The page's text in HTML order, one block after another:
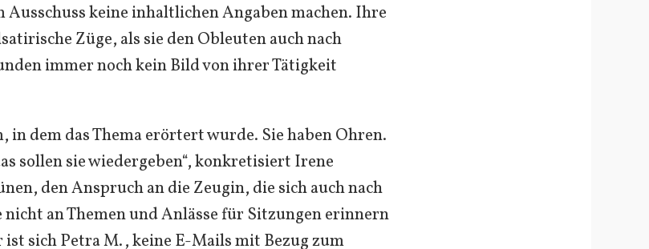
keine inhaltlichen Angaben machen. Ihre
Züge, als sie den Obleuten auch nach
immer noch kein Bild von ihrer Tätigkeit
in dem das Thema erörtert wurde. Sie haben Ohren.
sollen sie wiedergeben“, konkretisiert Irene
den Anspruch an die Zeugin, die sich auch nach
an Themen und Anlässe für Sitzungen erinnern
sich Petra M., keine E-Mails mit Bezug zum